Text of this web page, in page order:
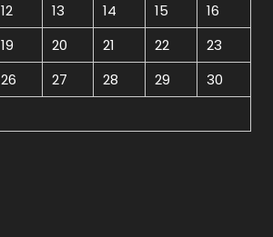
12 13 14 15
16
19 20 21 22
23
26 27 28 29
30